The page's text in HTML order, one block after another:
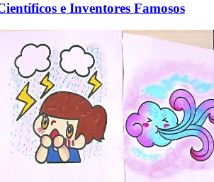
e Inventores Famosos